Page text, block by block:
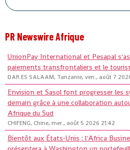
PR Newswire Afrique
UnionPay International et Pesapal
paiements transfrontaliers et le
DAR ES SALAAM, Tanzanie, ven., août 7
Envision et Sasol font progresser les
demain grâce à une collaboration
Afrique du Sud
CHIFENG, Chine, mer., août 5 2026 21:42
Bientôt aux États-Unis : l'Africa